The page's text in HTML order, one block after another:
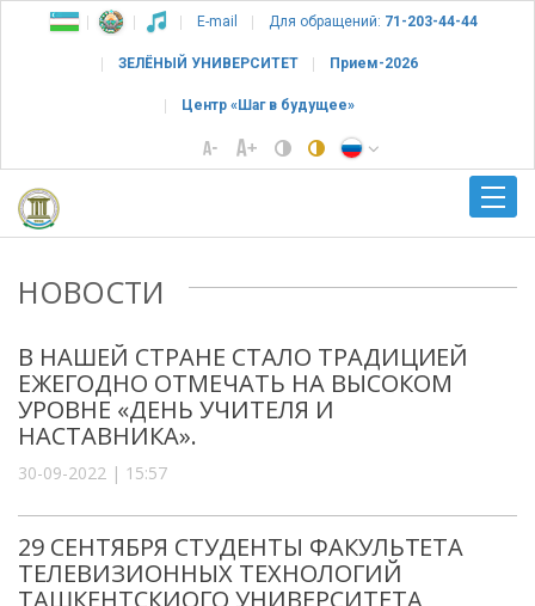
E-mail Для обращений: 71-203-44-44
ЗЕЛЁНЫЙ УНИВЕРСИТЕТ Прием-2026
Центр «Шаг в будущее»
НОВОСТИ
В НАШЕЙ СТРАНЕ СТАЛО ТРАДИЦИЕЙ
ЕЖЕГОДНО ОТМЕЧАТЬ НА ВЫСОКОМ
УРОВНЕ «ДЕНЬ УЧИТЕЛЯ И
НАСТАВНИКА».
30-09-2022 | 15:57
29 СЕНТЯБРЯ СТУДЕНТЫ ФАКУЛЬТЕТА
ТЕЛЕВИЗИОННЫХ ТЕХНОЛОГИЙ
ТАШКЕНТСКИОГО УНИВЕРСИТЕТА